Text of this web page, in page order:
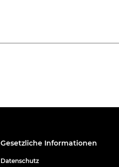
Gesetzliche Informationen
Datenschutz